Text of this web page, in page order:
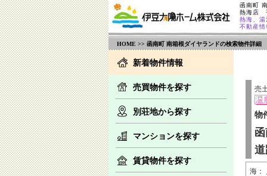
函南町
熱海店
熱海、
不動産
HOME >> 函南町 南箱根ダイヤランドの検索物件詳細
新着物件情報
売買物件を探す
別荘地から探す
マンションを探す
賃貸物件を探す
売
物
海：